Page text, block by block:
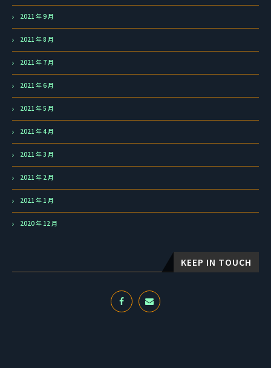
2021 年 9 月
2021 年 8 月
2021 年 7 月
2021 年 6 月
2021 年 5 月
2021 年 4 月
2021 年 3 月
2021 年 2 月
2021 年 1 月
2020 年 12 月
KEEP IN TOUCH